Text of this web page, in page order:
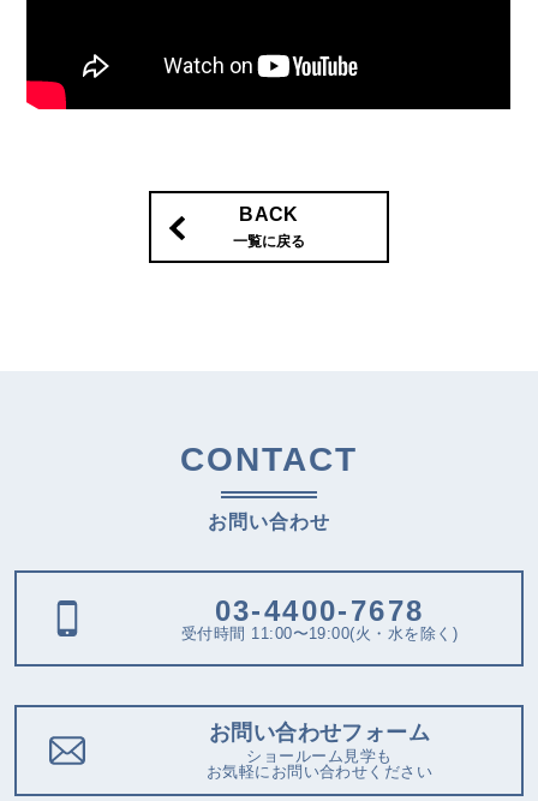
BACK
一覧に戻る
CONTACT
お問い合わせ
03-4400-7678
受付時間 11:00〜19:00(火・水を除く)
お問い合わせフォーム
ショールーム見学も
お気軽にお問い合わせください